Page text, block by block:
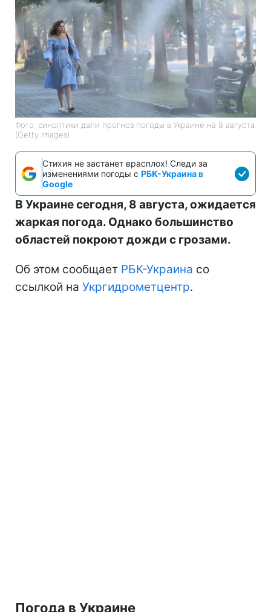
Фото: синоптики дали прогноз погоды в Украине на 8 августа
(Getty Images)
Стихия не застанет врасплох! Следи за
изменениями погоды с РБК-Украина в
Google
В Украине сегодня, 8 августа, ожидается
жаркая погода. Однако большинство
областей покроют дожди с грозами.
Об этом сообщает РБК-Украина со
ссылкой на Укргидрометцентр.
Погода в Украине